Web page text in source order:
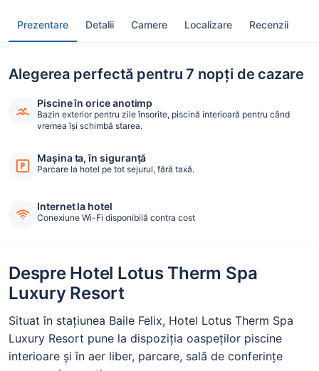
Prezentare Detalii Camere Localizare Recenzii
Alegerea perfectă pentru 7 nopți de cazare
Piscine în orice anotimp
Bazin exterior pentru zile însorite, piscină interioară pentru când
vremea își schimbă starea.
Mașina ta, în siguranță
Parcare la hotel pe tot sejurul, fără taxă.
Internet la hotel
Conexiune Wi-Fi disponibilă contra cost
Despre Hotel Lotus Therm Spa
Luxury Resort
Situat în stațiunea Baile Felix, Hotel Lotus Therm Spa
Luxury Resort pune la dispoziția oaspeților piscine
interioare şi în aer liber, parcare, sală de conferințe